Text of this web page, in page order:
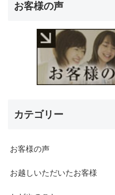
お客様の声
カテゴリー
お客様の声
お越しいただいたお客様